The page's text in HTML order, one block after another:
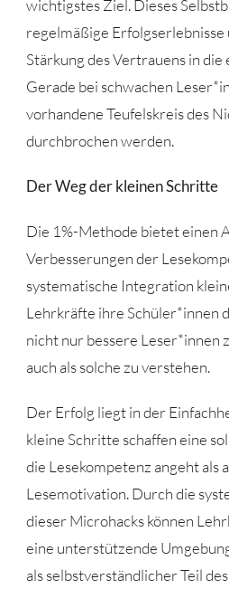
wichtigstes Ziel. Dieses
regelmäßige
Stärkung des Vertrauens in die
Gerade bei schwachen
vorhandene Teufelskreis des
durchbrochen werden.
Der Weg der kleinen Schritte
Die 1%-Methode bietet einen
Verbesserungen der
systematische Integration
Lehrkräfte ihre Schüler*innen
nicht nur bessere Leser*innen
auch als solche zu verstehen.
Der Erfolg liegt in der
kleine Schritte schaffen eine
die Lesekompetenz angeht als
Lesemotivation. Durch die
dieser Microhacks können
eine unterstützende
als selbstverständlicher Teil